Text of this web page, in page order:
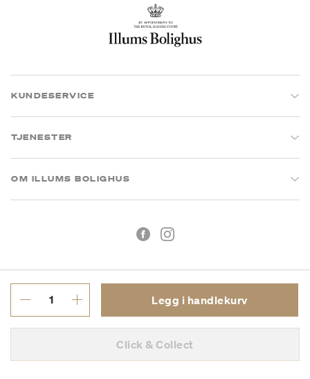
Legg i handlekurv
Click & Collect
KUNDESERVICE
TJENESTER
OM ILLUMS BOLIGHUS
MVA: 993 075 930